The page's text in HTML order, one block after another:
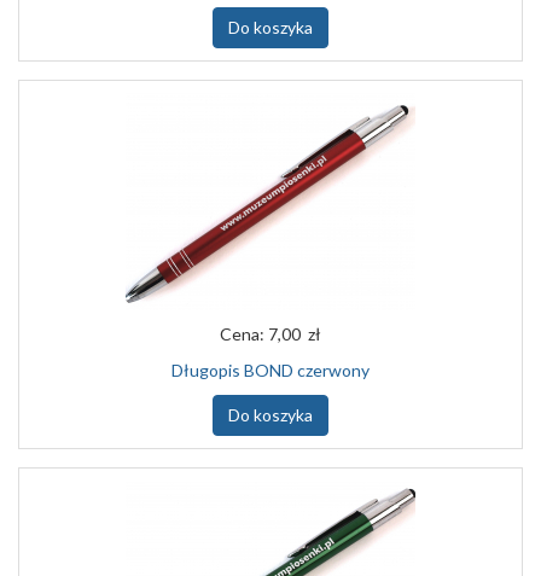
Do koszyka
Cena: 7,00 zł
Długopis BOND czerwony
Do koszyka